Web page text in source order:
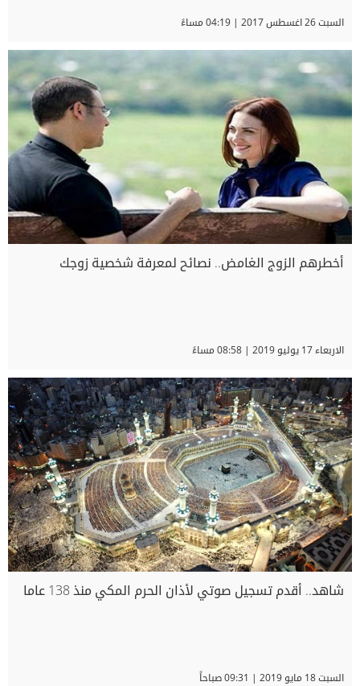
السبت 26 اغسطس 2017 | 04:19 مساءً
أخطرهم الزوج الغامض.. نصائح لمعرفة شخصية زوجك
الاربعاء 17 يوليو 2019 | 08:58 مساءً
شاهد.. أقدم تسجيل صوتي لأذان الحرم المكي منذ 138 عاما
السبت 18 مايو 2019 | 09:31 صباحاً